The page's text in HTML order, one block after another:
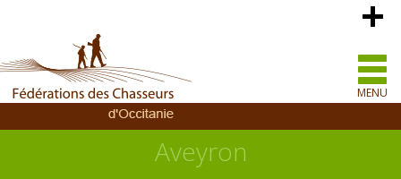
MENU
Aveyron